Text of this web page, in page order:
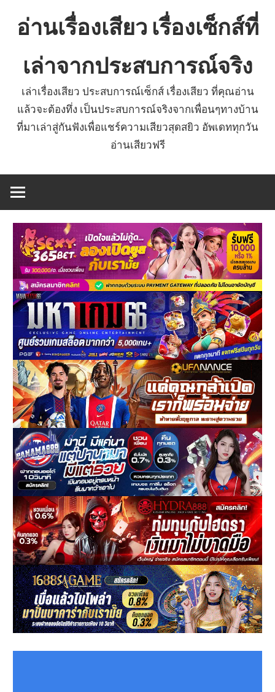
อ่านเรื่องเสียว เรื่องเซ็กส์ที่
เล่าจากประสบการณ์จริง
เล่าเรื่องเสียว ประสบการณ์เซ็กส์ เรื่องเสียว ที่คุณอ่าน
แล้วจะต้องทึ่ง เป็นประสบการณ์จริงจากเพื่อนๆทางบ้าน
ที่มาเล่าสู่กันฟังเพื่อแชร์ความเสียวสุดสยิว อัพเดททุกวัน
อ่านเสียวฟรี